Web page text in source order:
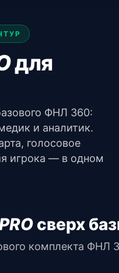
для
ФНЛ 360:
и аналитик.
голосовое
игрока — в одном
сверх
комплекта ФНЛ